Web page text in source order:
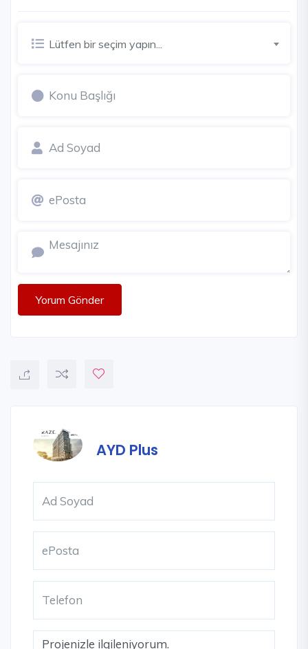
Lütfen bir seçim yapın...
Yorum Gönder
AYD Plus